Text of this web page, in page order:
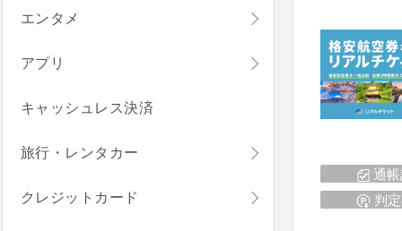
通
判
エンタメ
アプリ
キャッシュレス決済
旅行・レンタカー
クレジットカード